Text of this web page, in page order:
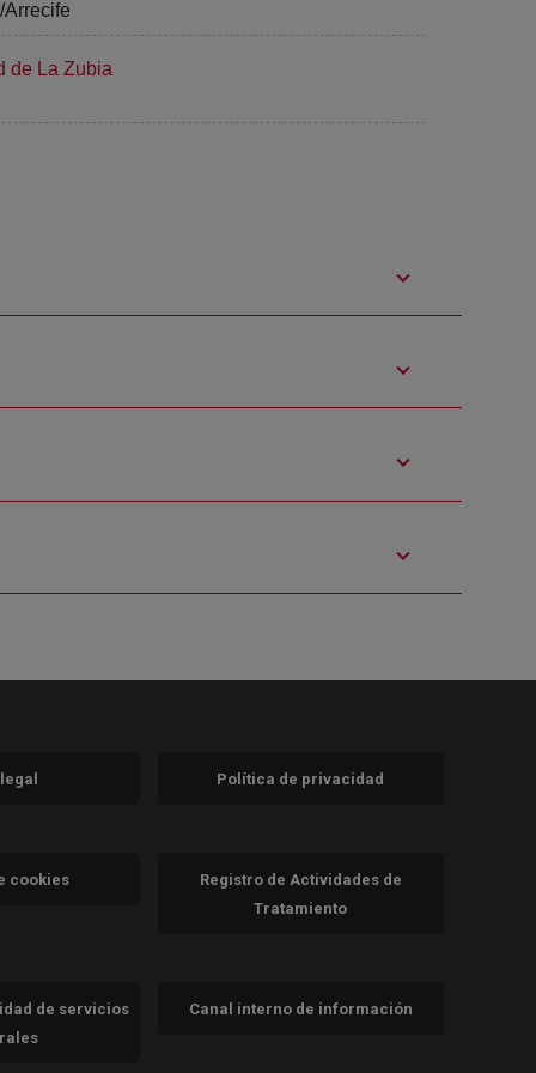
de La Zubia
Política de privacidad
cookies
Registro de Actividades de
Tratamiento
de servicios
Canal interno de información